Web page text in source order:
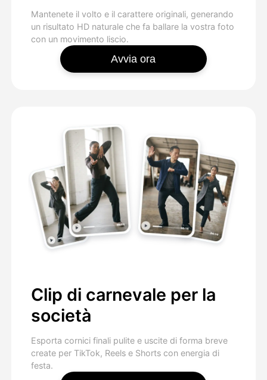
Mantenete il volto e il carattere originali, generando
un risultato HD naturale che fa ballare la vostra foto
con un movimento liscio.
Avvia ora
Clip di carnevale per la
società
Esporta cornici finali pulite e uscite di forma breve
create per TikTok, Reels e Shorts con energia di
festa.